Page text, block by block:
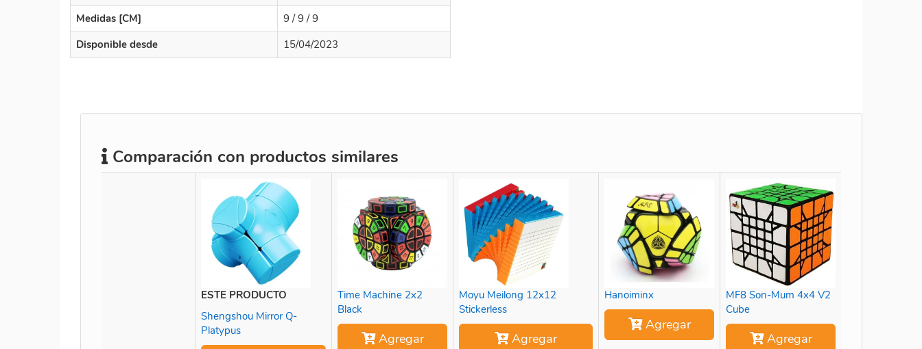
Medidas [CM]
9 / 9 / 9
Disponible desde
15/04/2023
Comparación con productos similares
ESTE PRODUCTO
Shengshou Mirror Q-
Platypus
Time Machine 2x2
Black
Agregar
Moyu Meilong 12x12
Stickerless
Agregar
Hanoiminx
Agregar
MF8 Son-Mum 4x4 V2
Cube
Agregar